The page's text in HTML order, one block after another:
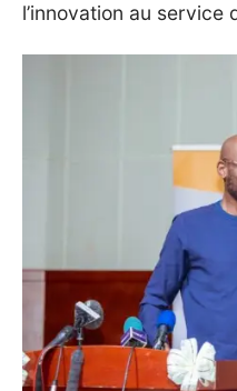
l’innovation au service